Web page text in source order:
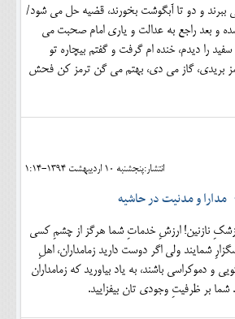
ببرند و دو تا آبگوشت بخورند، قضیه حل می شود/
و بعد راجع به عدالت و یاری امام صحبت می
را دیدم، خنده ام گرفت و گفتم بیچاره تو
بریدی، گاز می دی، بهتم می گن ترمز کن فحش
انتشار:پنجشنبه 10 ارديبهشت 1394-1:14
مدارا و مدنیت در حاشیه
نازنین! ارزشِ خدماتِ شما هرگز از چشمِ کسی
شمایند ولی اگر دوست دارید زمامداران، اهلِ
و دموکراسی باشند، به یاد بیاورید که زمامداران
شما بر ظرفیتِ وجودی تان بیفزایید.